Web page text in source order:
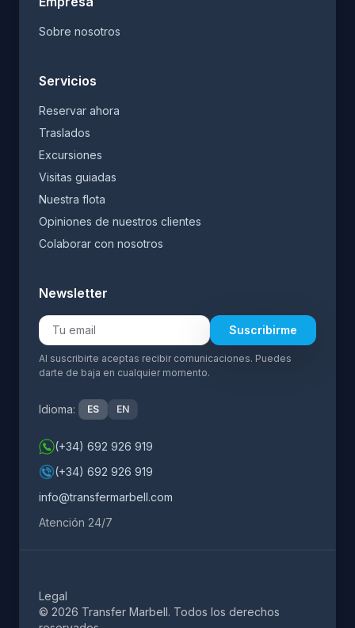
Sobre nosotros
Servicios
Reservar ahora
Traslados
Excursiones
Visitas guiadas
Nuestra flota
Opiniones de nuestros clientes
Colaborar con nosotros
Newsletter
Suscribirme
Al suscribirte aceptas recibir comunicaciones. Puedes
darte de baja en cualquier momento.
Idioma: ES EN
(+34) 692 926 919
(+34) 692 926 919
info@transfermarbell.com
Atención 24/7
Legal
© 2026 Transfer Marbell. Todos los derechos